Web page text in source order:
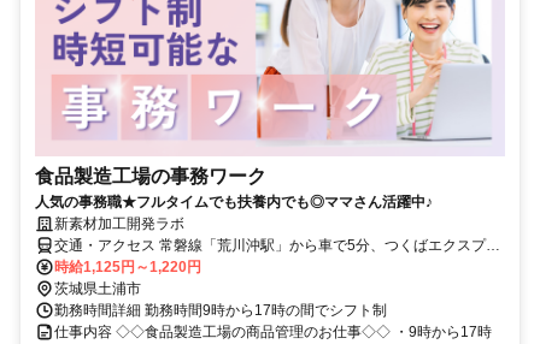
食品製造工場の事務ワーク
人気の事務職★フルタイムでも扶養内でも◎ママさん活躍中♪
新素材加工開発ラボ
交通・アクセス 常磐線「荒川沖駅」から車で5分、つくばエクスプレ
ス「つくば駅」車で10分
時給1,125円～1,220円
茨城県土浦市
勤務時間詳細 勤務時間9時から17時の間でシフト制
仕事内容 ◇◇食品製造工場の商品管理のお仕事◇◇ ・9時から17時